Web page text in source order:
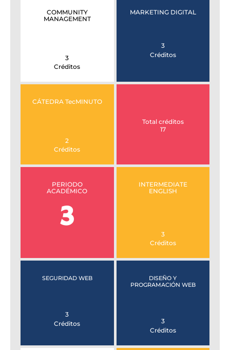
COMMUNITY
MANAGEMENT
3
Créditos
MARKETING DIGITAL
3
Créditos
CÁTEDRA TecMINUTO
2
Créditos
Total créditos
17
PERIODO
ACADÉMICO
3
INTERMEDIATE
ENGLISH
3
Créditos
SEGURIDAD WEB
3
Créditos
DISEÑO Y
PROGRAMACIÓN WEB
3
Créditos